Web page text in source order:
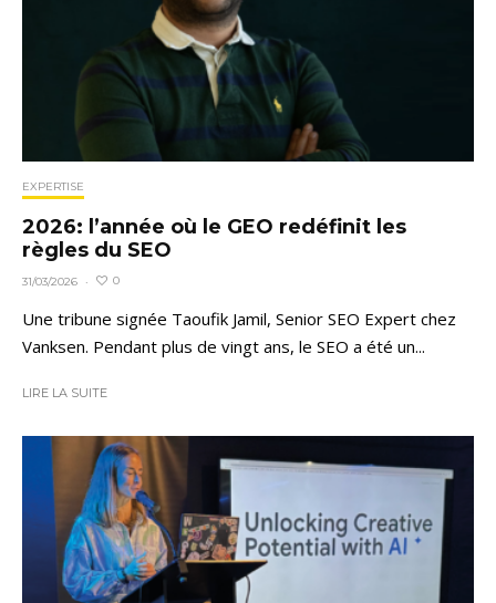
EXPERTISE
2026: l’année où le GEO redéfinit les
règles du SEO
31/03/2026 · 0
Une tribune signée Taoufik Jamil, Senior SEO Expert chez
Vanksen. Pendant plus de vingt ans, le SEO a été un...
LIRE LA SUITE